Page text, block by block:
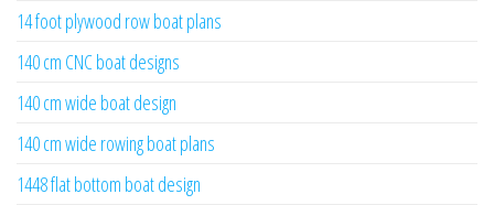
14 foot plywood row boat plans
140 cm CNC boat designs
140 cm wide boat design
140 cm wide rowing boat plans
1448 flat bottom boat design